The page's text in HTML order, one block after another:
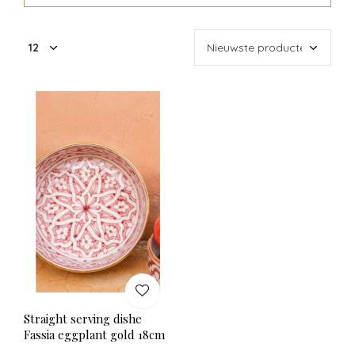
Straight serving dishe
Fassia eggplant gold 18cm